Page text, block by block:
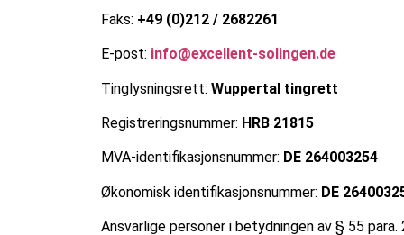
Faks: +49 (0)212 / 2682261
E-post: info@excellent-solingen.de
Tinglysningsrett: Wuppertal tingrett
Registreringsnummer: HRB 21815
MVA-identifikasjonsnummer: DE 264003254
Økonomisk identifikasjonsnummer: DE
Ansvarlige personer i betydningen av § 55 para.